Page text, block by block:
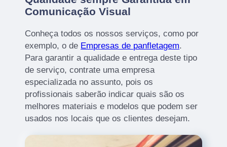
Comunicação Visual
Conheça todos os nossos serviços, como por
exemplo, o de Empresas de panfletagem.
Para garantir a qualidade e entrega deste tipo
de serviço, contrate uma empresa
especializada no assunto, pois os
profissionais saberão indicar quais são os
melhores materiais e modelos que podem ser
usados nos locais que os clientes desejam.